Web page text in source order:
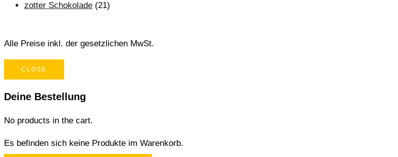
zotter Schokolade (21)
Alle Preise inkl. der gesetzlichen MwSt.
CLOSE
Deine Bestellung
No products in the cart.
Es befinden sich keine Produkte im Warenkorb.